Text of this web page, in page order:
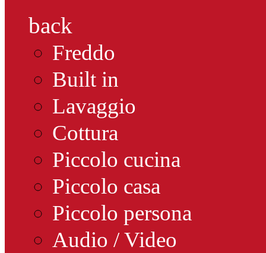
back
Freddo
Built in
Lavaggio
Cottura
Piccolo cucina
Piccolo casa
Piccolo persona
Audio / Video